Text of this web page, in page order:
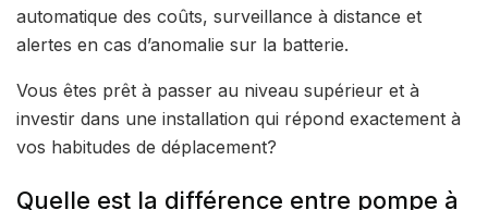
automatique des coûts, surveillance à distance et
alertes en cas d’anomalie sur la batterie.
Vous êtes prêt à passer au niveau supérieur et à
investir dans une installation qui répond exactement à
vos habitudes de déplacement?
Quelle est la différence entre pompe à